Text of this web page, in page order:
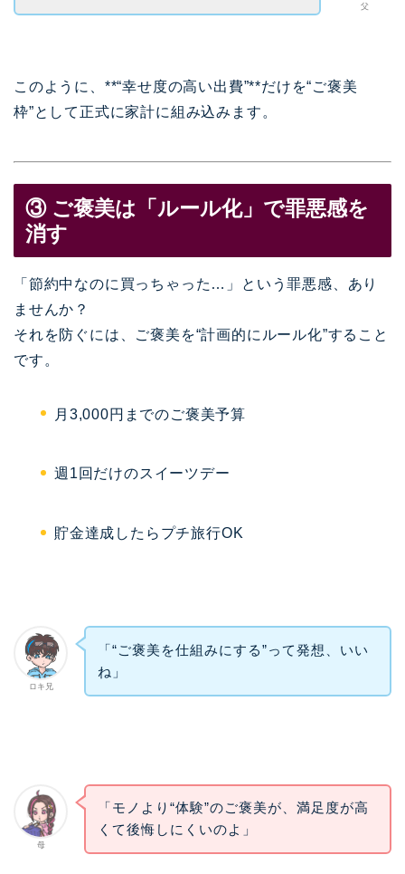
父
このように、**“幸せ度の高い出費”**だけを“ご褒美
枠”として正式に家計に組み込みます。
③ ご褒美は「ルール化」で罪悪感を
消す
「節約中なのに買っちゃった…」という罪悪感、あり
ませんか？
それを防ぐには、ご褒美を“計画的にルール化”すること
です。
月3,000円までのご褒美予算
週1回だけのスイーツデー
貯金達成したらプチ旅行OK
ロキ兄
「“ご褒美を仕組みにする”って発想、いい
ね」
母
「モノより“体験”のご褒美が、満足度が高
くて後悔しにくいのよ」